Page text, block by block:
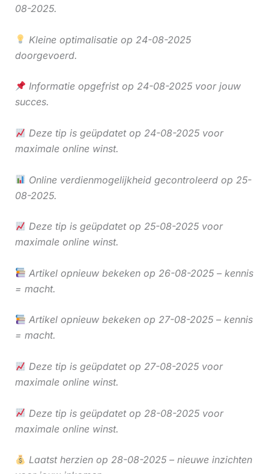
08-2025.
Kleine optimalisatie op 24-08-2025
doorgevoerd.
Informatie opgefrist op 24-08-2025 voor jouw
succes.
Deze tip is geüpdatet op 24-08-2025 voor
maximale online winst.
Online verdienmogelijkheid gecontroleerd op 25-
08-2025.
Deze tip is geüpdatet op 25-08-2025 voor
maximale online winst.
Artikel opnieuw bekeken op 26-08-2025 – kennis
= macht.
Artikel opnieuw bekeken op 27-08-2025 – kennis
= macht.
Deze tip is geüpdatet op 27-08-2025 voor
maximale online winst.
Deze tip is geüpdatet op 28-08-2025 voor
maximale online winst.
Laatst herzien op 28-08-2025 – nieuwe inzichten